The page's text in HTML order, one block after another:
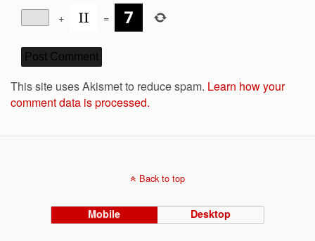
+ =
This site uses Akismet to reduce spam. Learn how your
comment data is processed.
Back to top
Mobile Desktop